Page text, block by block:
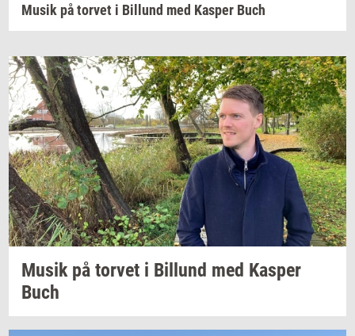
Musik på torvet i Billund med Kasper Buch
Musik på tor­vet i Bil­lund med Kas­per
Buch